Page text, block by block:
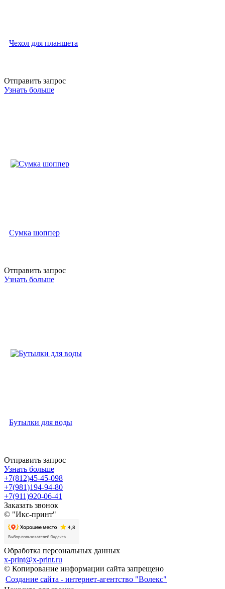
Чехол для планшета
Отправить запрос
Узнать больше
Сумка шоппер
Отправить запрос
Узнать больше
Бутылки для воды
Отправить запрос
Узнать больше
+7(812)45-45-098
+7(981)194-94-80
+7(911)920-06-41
Заказать звонок
© "Икс-принт"
Обработка персональных данных
x-print@x-print.ru
© Копирование информации сайта запрещено
Создание сайта - интернет-агентство "Волекс"